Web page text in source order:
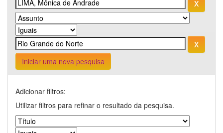
Iniciar uma nova pesquisa
Adicionar filtros:
Utilizar filtros para refinar o resultado da pesquisa.